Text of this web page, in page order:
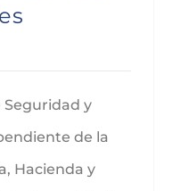
Seguridad y
de la
Hacienda y